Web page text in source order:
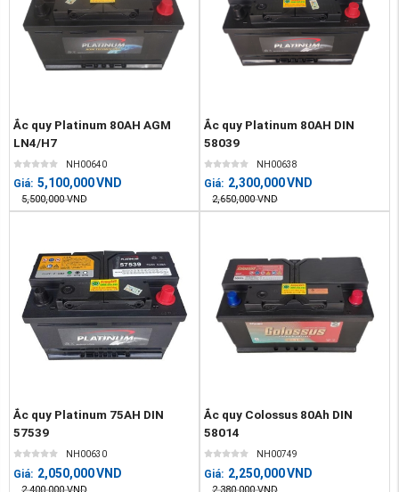
Ắc quy Platinum 80AH AGM
LN4/H7
NH00640
Giá: 5,100,000VND
5,500,000 VND
Ắc quy Platinum 80AH DIN
58039
NH00638
Giá: 2,300,000VND
2,650,000 VND
Ắc quy Platinum 75AH DIN
57539
NH00630
Giá: 2,050,000VND
2,400,000 VND
Ắc quy Colossus 80Ah DIN
58014
NH00749
Giá: 2,250,000VND
2,380,000 VND